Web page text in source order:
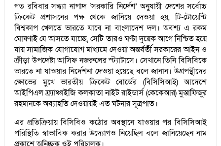
গত রবিবার সন্ধ্যা নাগাদ ‘সরকারি নির্দেশ’ অনুযায়ী দেশের সর্বোচ্চ
ক্রিকেট প্রশাসনের পক্ষ থেকে জানিয়ে দেওয়া হয়, টি-টোয়েন্টি
বিশ্বকাপ খেলতে ভারতে যাবে না বাংলাদেশ দল। অবশ্য এ রকম
ঘোষণাই যে আসতে যাচ্ছে, সেটি তারও ঘণ্টা দুয়েক আগে নিশ্চিত হয়ে
যায় সামাজিক যোগাযোগ মাধ্যমে দেওয়া অন্তর্বর্তী সরকারের আইন ও
ক্রীড়া উপদেষ্টা আসিফ নজরুলের স্ট্যাটাসে। সেখানে তিনি বিসিবিকে
ভারতে না যাওয়ার নির্দেশনা দেওয়া হয়েছে বলে জানান। উগ্রপন্থীদের
ক্ষোভের মুখে ভারতীয় ক্রিকেট বোর্ডের (বিসিসিআই) আদেশে
আইপিএল ফ্র্যাঞ্চাইজি কলকাতা নাইট রাইডার্স (কেকেআর) মুস্তাফিজুর
রহমানকে অব্যাহতি দেওয়ায়ই এত ঘটনার সূত্রপাত।
এর প্রতিক্রিয়ায় বিসিবিও কঠোর অবস্থানে যাওয়ার পর বিসিসিআই
পরিস্থিতি স্বাভাবিক করার উদ্যোগও নিয়েছিল বলে জানিয়েছেন নাম